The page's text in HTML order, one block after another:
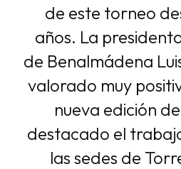
de este torneo
años. La
de Benalmádena
valorado muy
nueva edición
destacado el
las sedes de